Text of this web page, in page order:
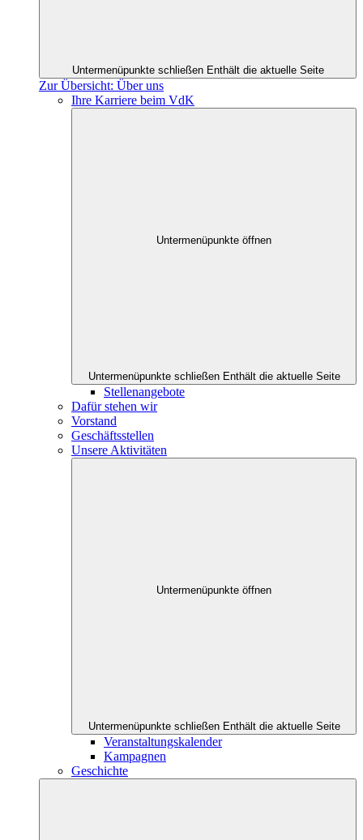
Untermenüpunkte schließen Enthält die aktuelle Seite
Zur Übersicht: Über uns
Ihre Karriere beim VdK
Untermenüpunkte öffnen
Untermenüpunkte schließen Enthält die aktuelle Seite
Stellenangebote
Dafür stehen wir
Vorstand
Geschäftsstellen
Unsere Aktivitäten
Untermenüpunkte öffnen
Untermenüpunkte schließen Enthält die aktuelle Seite
Veranstaltungskalender
Kampagnen
Geschichte